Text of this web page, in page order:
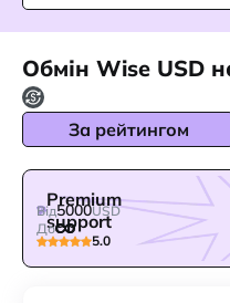
Обмін Wise USD
За рейтингом
Premium
support
5.0
Від5000USD
До